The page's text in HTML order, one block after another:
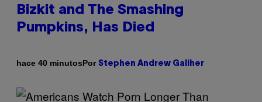
Bizkit and The Smashing
Pumpkins, Has Died
hace 40 minutosPor Stephen Andrew Galiher